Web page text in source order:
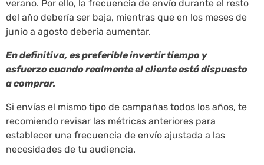
verano. Por ello, la frecuencia de envío durante el resto
del año debería ser baja, mientras que en los meses de
junio a agosto debería aumentar.
En definitiva, es preferible invertir tiempo y
esfuerzo cuando realmente el cliente está dispuesto
a comprar.
Si envías el mismo tipo de campañas todos los años, te
recomiendo revisar las métricas anteriores para
establecer una frecuencia de envío ajustada a las
necesidades de tu audiencia.